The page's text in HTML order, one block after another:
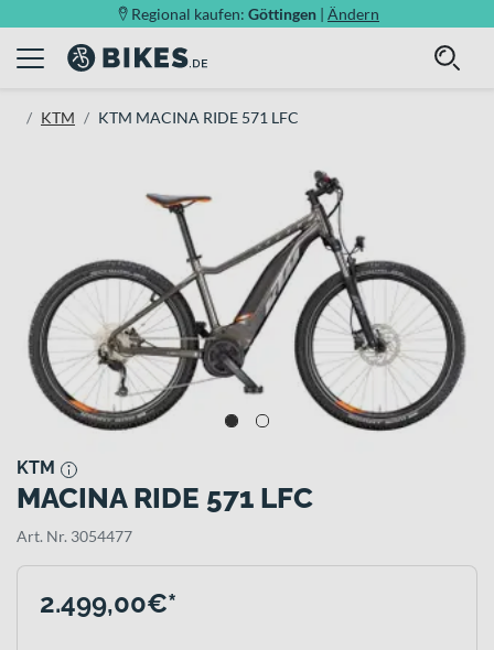
Regional kaufen: Göttingen | Ändern
KTM KTM MACINA RIDE 571 LFC
KTM
MACINA RIDE 571 LFC
Art. Nr. 3054477
2.499,00€*